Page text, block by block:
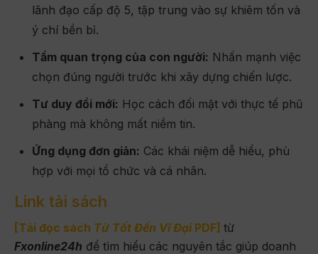
lãnh đạo cấp độ 5, tập trung vào sự khiêm tốn và
ý chí bền bỉ.
Tầm quan trọng của con người: Nhấn mạnh việc
chọn đúng người trước khi xây dựng chiến lược.
Tư duy đổi mới: Học cách đối mặt với thực tế phũ
phàng mà không mất niềm tin.
Ứng dụng đơn giản: Các khái niệm dễ hiểu, phù
hợp với mọi tổ chức và cá nhân.
Link tải sách
[Tải đọc sách Từ Tốt Đến Vĩ ĐạiPDF] từ
Fxonline24h để tìm hiểu các nguyên tắc giúp doanh